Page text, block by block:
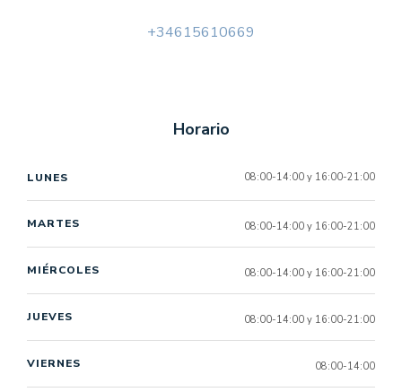
+34615610669
Horario
LUNES 08:00-14:00 y 16:00-21:00
MARTES 08:00-14:00 y 16:00-21:00
MIÉRCOLES 08:00-14:00 y 16:00-21:00
JUEVES 08:00-14:00 y 16:00-21:00
VIERNES 08:00-14:00